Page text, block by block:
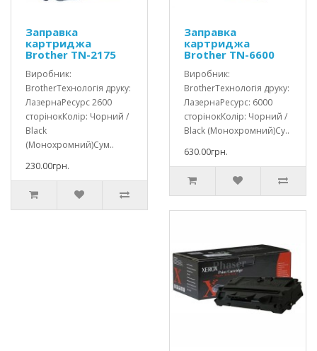
Заправка
картриджа
Brother TN-2175
Виробник:
BrotherТехнологія друку:
ЛазернаРесурс 2600
сторінокКолір: Чорний /
Black
(Монохромний)Сум..
230.00грн.
Заправка
картриджа
Brother TN-6600
Виробник:
BrotherТехнологія друку:
ЛазернаРесурс: 6000
сторінокКолір: Чорний /
Black (Монохромний)Су..
630.00грн.